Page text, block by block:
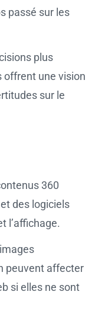
passé sur les
plus
offrent une vision
sur le
360
des logiciels
l’affichage.
peuvent affecter
si elles ne sont